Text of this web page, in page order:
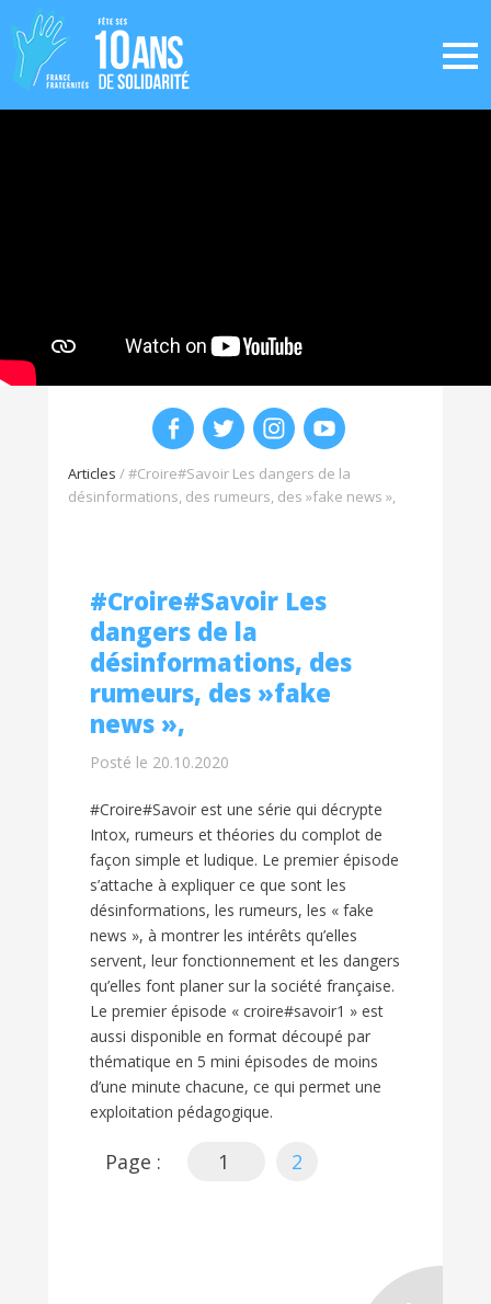
Articles /#Croire#Savoir Les dangers de la
désinformations, des rumeurs, des »fake news »,
#Croire#Savoir Les
dangers de la
désinformations, des
rumeurs, des »fake
news »,
Posté le 20.10.2020
#Croire#Savoir est une série qui décrypte
Intox, rumeurs et théories du complot de
façon simple et ludique. Le premier épisode
s’attache à expliquer ce que sont les
désinformations, les rumeurs, les « fake
news », à montrer les intérêts qu’elles
servent, leur fonctionnement et les dangers
qu’elles font planer sur la société française.
Le premier épisode « croire#savoir1 » est
aussi disponible en format découpé par
thématique en 5 mini épisodes de moins
d’une minute chacune, ce qui permet une
exploitation pédagogique.
Page : 1 2